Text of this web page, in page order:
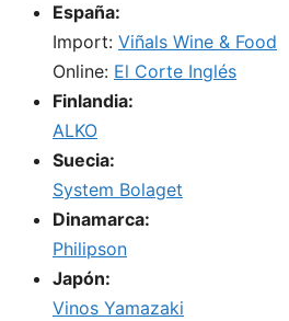
España:
Import: Viñals Wine & Food
Online: El Corte Inglés
Finlandia:
ALKO
Suecia:
System Bolaget
Dinamarca:
Philipson
Japón:
Vinos Yamazaki